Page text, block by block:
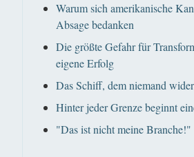
Warum sich amerikanische
Absage bedanken
Die größte Gefahr für
eigene Erfolg
Das Schiff, dem niemand
Hinter jeder Grenze beginnt
"Das ist nicht meine Branche!"